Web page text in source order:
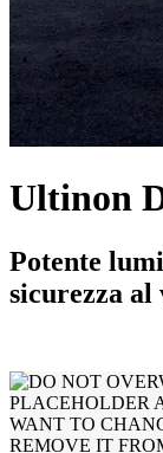
Ultinon
Potente
sicurezza al